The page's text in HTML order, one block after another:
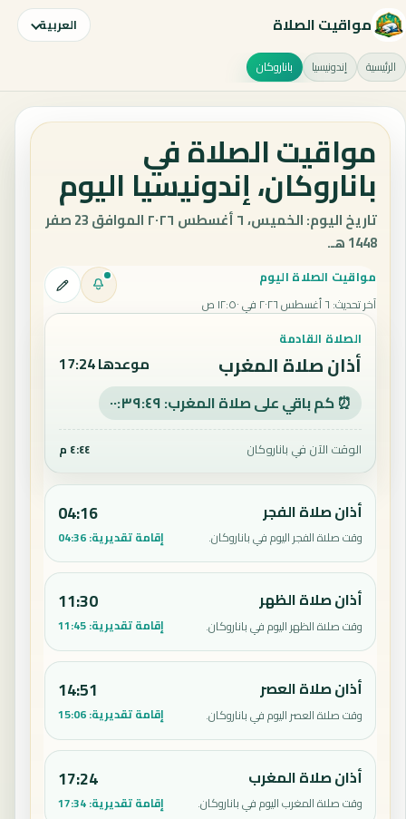
مواقيت الصلاة العربية
الرئيسية إندونيسيا باناروكان
مواقيت الصلاة في
باناروكان، إندونيسيا اليوم
تاريخ اليوم: الخميس، ٦ أغسطس ٢٠٢٦ الموافق 23 صفر
1448 هـ.
مواقيت الصلاة اليوم
آخر تحديث: ٦ أغسطس ٢٠٢٦ في ١٢:٥٠ ص
الصلاة القادمة
أذان صلاة المغرب موعدها 17:24
⏰ كم باقي على صلاة المغرب: ٠٠:٣٩:٤٨
الوقت الآن في باناروكان ٤:٤٤ م
أذان صلاة الفجر
وقت صلاة الفجر اليوم في باناروكان.
04:16
إقامة تقديرية:04:36
أذان صلاة الظهر
وقت صلاة الظهر اليوم في باناروكان.
11:30
إقامة تقديرية:11:45
أذان صلاة العصر
وقت صلاة العصر اليوم في باناروكان.
14:51
إقامة تقديرية:15:06
أذان صلاة المغرب
وقت صلاة المغرب اليوم في باناروكان.
17:24
إقامة تقديرية:17:34